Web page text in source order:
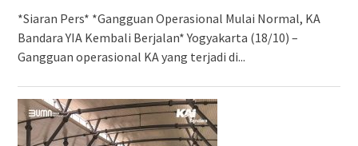
*Siaran Pers* *Gangguan Operasional Mulai Normal, KA
Bandara YIA Kembali Berjalan* Yogyakarta (18/10) –
Gangguan operasional KA yang terjadi di...